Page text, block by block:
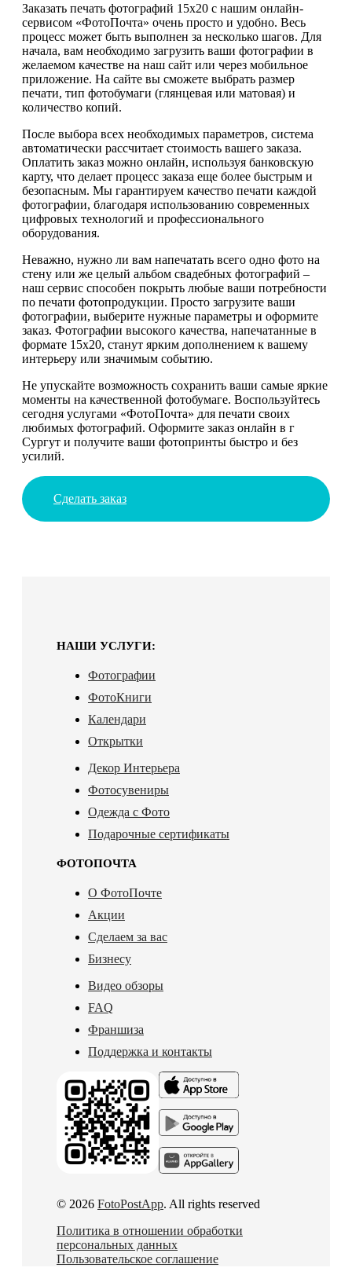
Заказать печать фотографий 15х20 с нашим онлайн-
сервисом «ФотоПочта» очень просто и удобно. Весь
процесс может быть выполнен за несколько шагов. Для
начала, вам необходимо загрузить ваши фотографии в
желаемом качестве на наш сайт или через мобильное
приложение. На сайте вы сможете выбрать размер
печати, тип фотобумаги (глянцевая или матовая) и
количество копий.
После выбора всех необходимых параметров, система
автоматически рассчитает стоимость вашего заказа.
Оплатить заказ можно онлайн, используя банковскую
карту, что делает процесс заказа еще более быстрым и
безопасным. Мы гарантируем качество печати каждой
фотографии, благодаря использованию современных
цифровых технологий и профессионального
оборудования.
Неважно, нужно ли вам напечатать всего одно фото на
стену или же целый альбом свадебных фотографий –
наш сервис способен покрыть любые ваши потребности
по печати фотопродукции. Просто загрузите ваши
фотографии, выберите нужные параметры и оформите
заказ. Фотографии высокого качества, напечатанные в
формате 15х20, станут ярким дополнением к вашему
интерьеру или значимым событию.
Не упускайте возможность сохранить ваши самые яркие
моменты на качественной фотобумаге. Воспользуйтесь
сегодня услугами «ФотоПочта» для печати своих
любимых фотографий. Оформите заказ онлайн в г
Сургут и получите ваши фотопринты быстро и без
усилий.
Сделать заказ
НАШИ УСЛУГИ:
Фотографии
ФотоКниги
Календари
Открытки
Декор Интерьера
Фотосувениры
Одежда с Фото
Подарочные сертификаты
ФОТОПОЧТА
О ФотоПочте
Акции
Сделаем за вас
Бизнесу
Видео обзоры
FAQ
Франшиза
Поддержка и контакты
© 2026 FotoPostApp. All rights reserved
Политика в отношении обработки
персональных данных
Пользовательское соглашение